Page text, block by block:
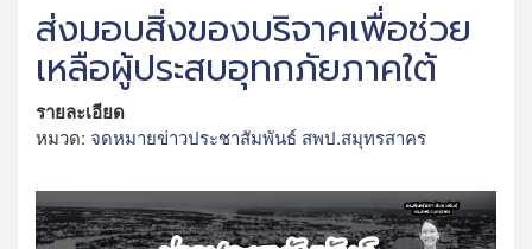
ส่งมอบสิ่งของบริจาคเพื่อช่วย
เหลือผู้ประสบอุทกภัยภาคใต้
รายละเอียด
หมวด: จดหมายข่าวประชาสัมพันธ์ สพป.สมุทรสาคร